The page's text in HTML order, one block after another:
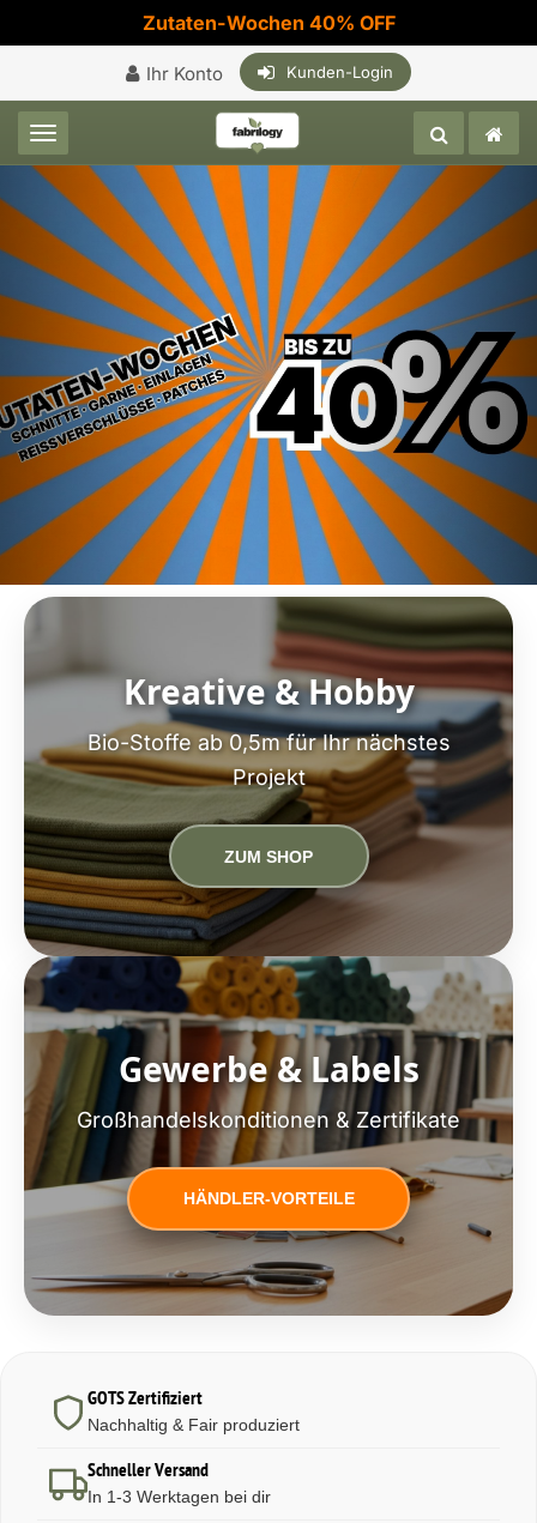
Zutaten-Wochen 40% OFF
Ihr Konto Kunden-Login
Toggle navigation
Kreative & Hobby
Bio-Stoffe ab 0,5m für Ihr nächstes
Projekt
ZUM SHOP
Gewerbe & Labels
Großhandelskonditionen & Zertifikate
HÄNDLER-VORTEILE
GOTS Zertifiziert
Nachhaltig & Fair produziert
Schneller Versand
In 1-3 Werktagen bei dir